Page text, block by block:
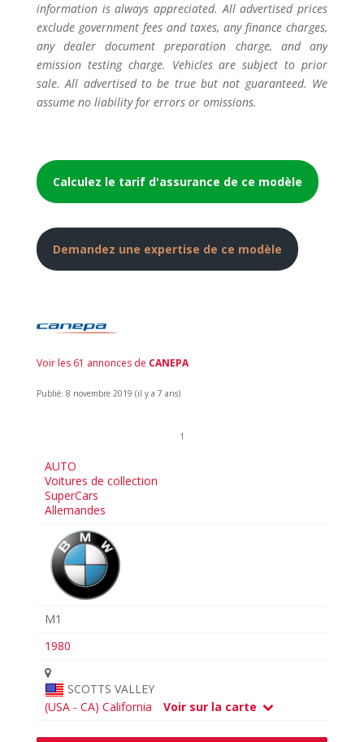
information is always appreciated. All advertised prices
exclude government fees and taxes, any finance charges,
any dealer document preparation charge, and any
emission testing charge. Vehicles are subject to prior
sale. All advertised to be true but not guaranteed. We
assume no liability for errors or omissions.
Calculez le tarif d'assurance de ce modèle
Demandez une expertise de ce modèle
Voir les 61 annonces de CANEPA
Publié: 8 novembre 2019 (il y a 7 ans)
1
AUTO
Voitures de collection
SuperCars
Allemandes
M1
1980
SCOTTS VALLEY
(USA - CA) California
Voir sur la carte